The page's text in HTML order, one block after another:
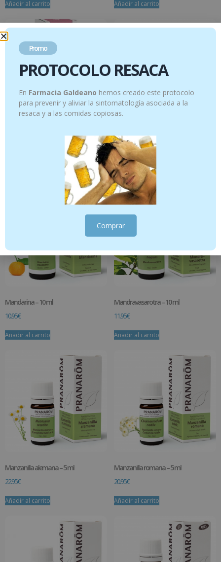
Añadir al carrito Añadir al carrito
Limón – 10 ml
10.95€
Añadir al carrito
Mandarina – 10 ml
10.95€
Añadir al carrito
Mandravasarotra – 10 ml
11.95€
Añadir al carrito
Manzanilla alemana – 5 ml
22.95€
Añadir al carrito
Manzanilla romana – 5 ml
20.95€
Añadir al carrito
Promo
PROTOCOLO RESACA
En Farmacia Galdeano hemos creado este protocolo
para prevenir y aliviar la sintomatología asociada a la
resaca y a las comidas copiosas.
Comprar